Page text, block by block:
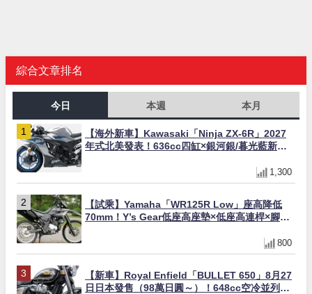
綜合文章排名
今日 本週 本月
【海外新車】Kawasaki「Ninja ZX-6R」2027
年式北美發表！636cc四缸×銀河銀/暮光藍新色
1,300
【試乘】Yamaha「WR125R Low」座高降低
70mm！Y’s Gear低座高座墊×低座高連桿×腳踏
800
【新車】Royal Enfield「BULLET 650」8月27
日日本發售（98萬日圓～）！648cc空冷並列雙